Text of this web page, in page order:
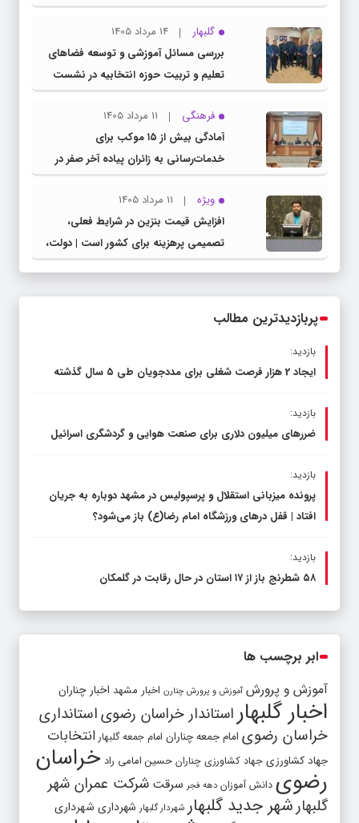
گلبهار
14 مرداد 1405
بررسی مسائل آموزشی و توسعه فضاهای
تعلیم و تربیت حوزه انتخابیه در نشست
مشترک عضو کمیسیون آموزش مجلس با
مدیرکل آموزش و پرورش خراسان رضوی
فرهنگی
11 مرداد 1405
آمادگی بیش از ۱۵ موکب برای
خدمات‌رسانی به زائران پیاده آخر صفر در
شهرستان چناران
ویژه
11 مرداد 1405
افزایش قیمت بنزین در شرایط فعلی،
تصمیمی پرهزینه برای کشور است | دولت،
قاچاق سوخت و عوامل اصلی ناترازی را
پربازدیدترین مطالب
بازدید:
ایجاد 2 هزار فرصت شغلی برای مددجویان طی ۵ سال گذشته
بازدید:
ضررهای میلیون دلاری برای صنعت هوایی و گردشگری اسرائیل
بازدید:
پرونده میزبانی استقلال و پرسپولیس در مشهد دوباره به جریان
افتاد | قفل در‌های ورزشگاه امام رضا(ع) باز می‌شود؟
بازدید:
۵۸ شطرنج‌ باز از ۱۷ استان در حال رقابت در گلمکان
ابر برچسب ها
آموزش و پرورش آموزش و پرورش چنارن اخبار مشهد اخبار چناران
اخبار گلبهار استاندار خراسان رضویاستانداری
خراسان رضوی امام جمعه چناران امام جمعه گلبهار انتخابات
جهاد کشاورزی جهاد کشاورزی چناران حسین امامی راد خراسان
رضوی دانش آموزان دهه فجر سرقت شرکت عمران شهر
گلبهارشهر جدید گلبهار شهردار گلبهار شهرداری شهرداری